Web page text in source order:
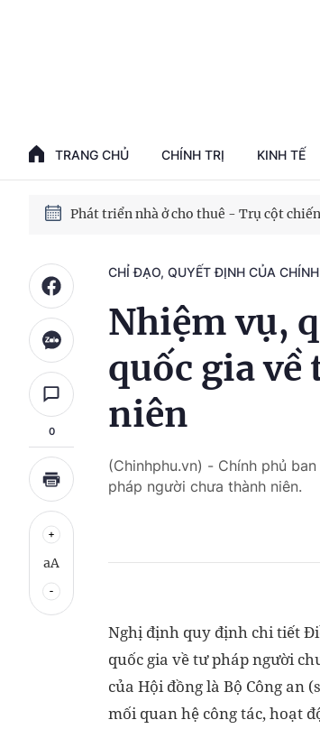
TRANG CHỦ CHÍNH TRỊ KINH TẾ
Phát triển nhà ở cho thuê - Trụ cột
Phát triển kinh tế nhà nước trong kỷ
0
aA
CHỈ ĐẠO, QUYẾT ĐỊNH CỦA
Nhiệm vụ,
quốc gia
niên
(Chinhphu.vn) - Chính phủ
pháp người chưa thành niên.
Nghị định quy định chi tiết
quốc gia về tư pháp người
của Hội đồng là Bộ Công an
mối quan hệ công tác, hoạt